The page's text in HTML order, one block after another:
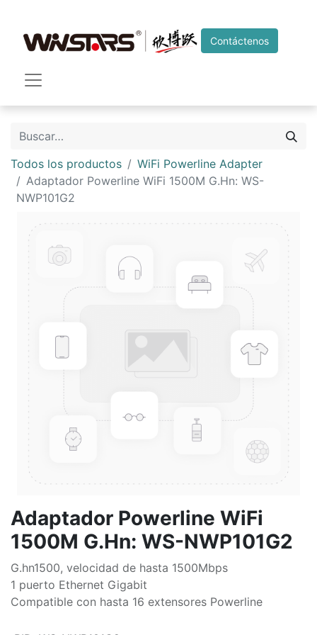
Contáctenos
Todos los productos
WiFi Powerline Adapter
Adaptador Powerline WiFi 1500M G.Hn: WS-
NWP101G2
Adaptador Powerline WiFi
1500M G.Hn: WS-NWP101G2
G.hn1500, velocidad de hasta 1500Mbps
1 puerto Ethernet Gigabit
Compatible con hasta 16 extensores Powerline